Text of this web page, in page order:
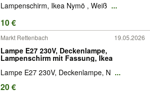
Lampenschirm, Ikea Nymö , Weiß ...
10 €
Markt Rettenbach 19.05.2026
Lampe E27 230V, Deckenlampe,
Lampenschirm mit Fassung, Ikea
Lampe E27 230V, Deckenlampe, N ...
20 €